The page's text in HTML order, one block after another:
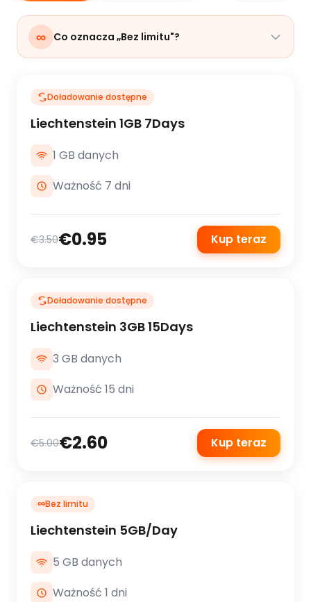
∞ Co oznacza „Bez limitu"?
Doładowanie dostępne
Liechtenstein 1GB 7Days
1 GB danych
Ważność 7 dni
€3.50€0.95 Kup teraz
Doładowanie dostępne
Liechtenstein 3GB 15Days
3 GB danych
Ważność 15 dni
€5.00€2.60 Kup teraz
∞Bez limitu
Liechtenstein 5GB/Day
5 GB danych
Ważność 1 dni